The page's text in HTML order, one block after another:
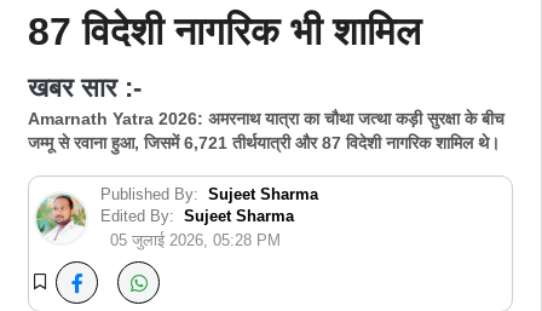
87 विदेशी नागरिक भी शामिल
खबर सार :-
Amarnath Yatra 2026: अमरनाथ यात्रा का चौथा जत्था कड़ी सुरक्षा के बीच
जम्मू से रवाना हुआ, जिसमें 6,721 तीर्थयात्री और 87 विदेशी नागरिक शामिल थे।
Published By: Sujeet Sharma
Edited By: Sujeet Sharma
05 जुलाई 2026, 05:28 PM